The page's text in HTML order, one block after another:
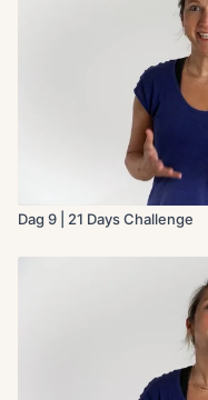
Dag 9 | 21 Days Challenge